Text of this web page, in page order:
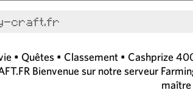
craft.fr
• Quêtes • Classement • Cashprize
Bienvenue sur notre serveur
maître